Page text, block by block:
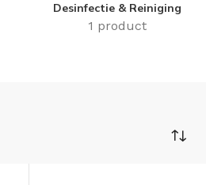
Desinfectie & Reiniging
1 product